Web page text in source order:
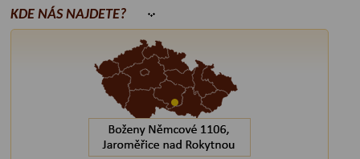
KDE NÁS NAJDETE?